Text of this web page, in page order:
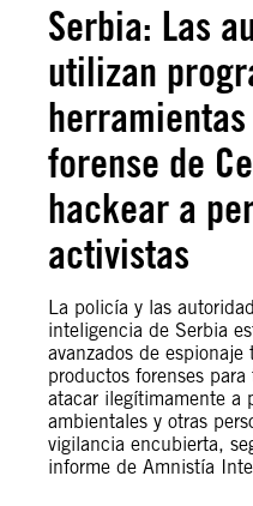
Serbia: Las
utilizan
forense de
hackear a
activistas
La policía y las
inteligencia de Serbia
avanzados de
productos forenses
atacar ilegítimamente a
ambientales y otras
vigilancia encubierta,
informe de Amnistía